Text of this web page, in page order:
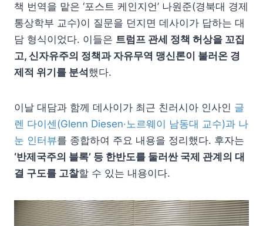
책 번역을 맡은 ‘포스트 케인지언’ 나원준(경북대 경제
통상학부 교수)이 질문을 던지면 데사이가 답하는 대
담 형식이었다. 이들은 트럼프 관세 정책 허상을 꼬집
고, 신자유주의 정책과 자유무역 맹신론이 불러온 경
제적 위기를 분석 했다.
이날 대담과 함께 데사이가 최근 친러시아 인사인 글
렌 다이센(Glenn Diesen·노르웨이 남동대 교수)과 나
눈 인터뷰를 종합하여 주요 내용을 정리했다. 후자는
‘반제국주의 블록’ 등 한반도를 둘러싼 국제 관계의 대
결 구도를 고찰할 수 있는 내용이다.